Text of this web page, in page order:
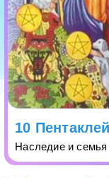
10 Пентаклей
Наследие и семья